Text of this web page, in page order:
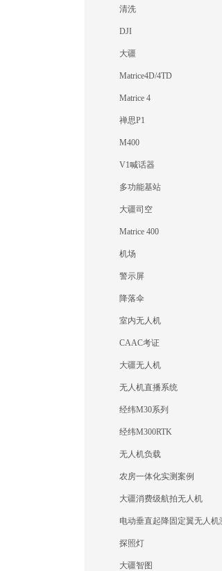
清洗
DJI
大疆
Matrice4D/4TD
Matrice 4
禅思P1
M400
V1喊话器
多功能基站
大疆司空
Matrice 400
机场
警示屏
降落伞
室内无人机
CAAC考证
大疆无人机
无人机直播系统
经纬M30系列
经纬M300RTK
无人机负载
农房一体化实测案例
大疆消费级航拍无人机
电动垂直起降固定翼无人机
探照灯
大疆智图